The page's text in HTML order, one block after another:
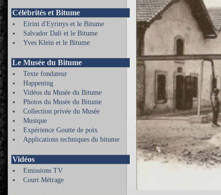
Célébrités et Bitume
Eirini d'Eyrinys et le Bitume
Salvador Dali et le Bitume
Yves Klein et le Bitume
Le Musée du Bitume
Texte fondateur
Happening
Vidéos du Musée du Bitume
Photos du Musée du Bitume
Collection privée du Musée
Musique
Expérience Goutte de poix
Applications techniques du bitume
Vidéos
Emissions TV
Court Métrage